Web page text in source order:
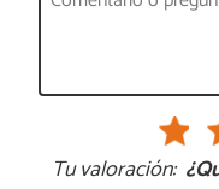
Tu valoración: